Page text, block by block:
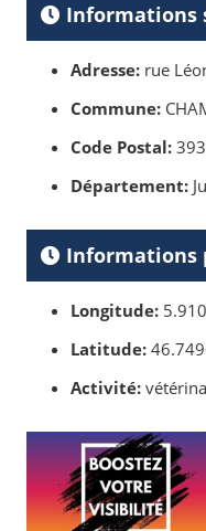
Informations
Adresse: rue
Commune:
Code Postal:
Département:
Informations
Longitude:
Latitude:
Activité: